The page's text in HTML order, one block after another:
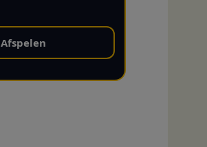
Afspelen